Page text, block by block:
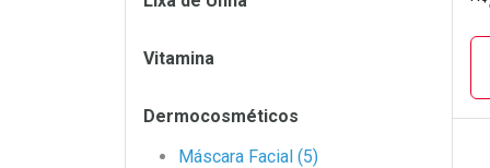
Vitamina
Dermocosméticos
Máscara Facial (5)